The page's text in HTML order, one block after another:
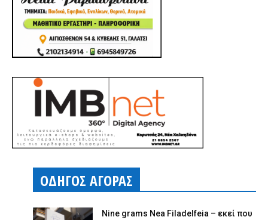
ΟΔΗΓΟΣ ΑΓΟΡΑΣ
Nine grams Nea Filadelfeia – εκεί που